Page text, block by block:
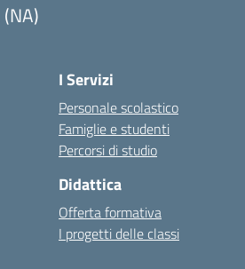
I Servizi
Personale scolastico
Famiglie e studenti
Percorsi di studio
Didattica
Offerta formativa
I progetti delle classi